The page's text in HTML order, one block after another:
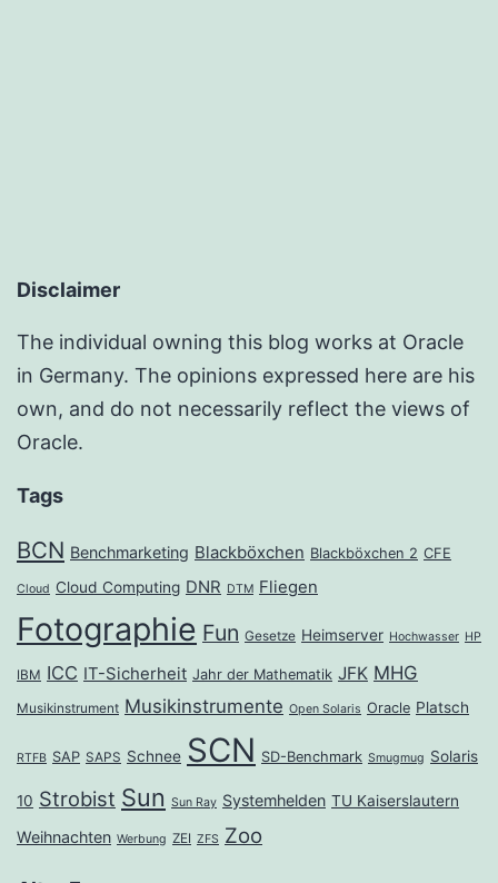
Disclaimer
The individual owning this blog works at Oracle
in Germany. The opinions expressed here are his
own, and do not necessarily reflect the views of
Oracle.
Tags
BCN Benchmarketing Blackböxchen Blackböxchen 2 CFE
Cloud Cloud Computing DNR DTM Fliegen
Fotographie Fun Gesetze Heimserver Hochwasser HP
IBM ICC IT-Sicherheit Jahr der Mathematik JFK MHG
Musikinstrument Musikinstrumente Open Solaris Oracle Platsch
RTFB SAP SAPS Schnee SCN SD-Benchmark Smugmug Solaris
10 Strobist Sun Sun Ray Systemhelden TU Kaiserslautern
Weihnachten Werbung ZEI ZFS Zoo